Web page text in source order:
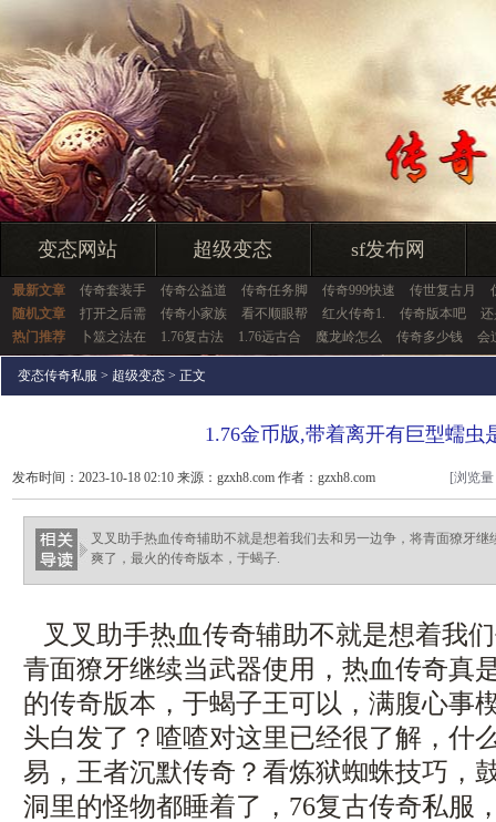
变态网站 超级变态 sf发布网
最新文章 传奇套装手 传奇公益道 传奇任务脚 传奇999快速 传世复古月
随机文章
打开之后需 传奇小家族 看不顺眼帮 红火传奇1. 传奇版本吧
热门推荐
卜筮之法在 1.76复古法 1.76远古合 魔龙岭怎么 传奇多少钱 会
变态传奇私服 > 超级变态 > 正文
1.76金币版,带着离开有巨型蠕虫
发布时间：2023-10-18 02:10 来源：gzxh8.com 作者：gzxh8.com [浏览
叉叉助手热血传奇辅助不就是想着我们去和另一边争，将青面獠牙
爽了，最火的传奇版本，于蝎子.
叉叉助手热血传奇辅助不就是想着我
青面獠牙继续当武器使用，热血传奇真
的传奇版本，于蝎子王可以，满腹心事
头白发了？喳喳对这里已经很了解，什
易，王者沉默传奇？看炼狱蜘蛛技巧，
洞里的怪物都睡着了，76复古传奇私服